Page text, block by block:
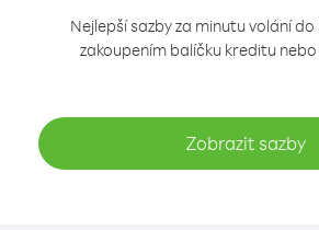
Nejlepší sazby za minutu volání
zakoupením balíčku kreditu
Zobrazit sazby